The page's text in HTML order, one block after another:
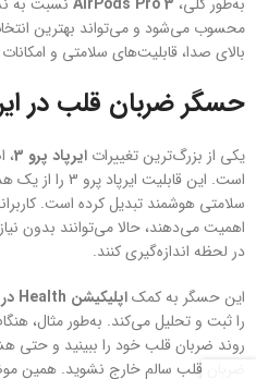
محسوب می‌شود و می‌تواند بهترین
بالای صدا، قابلیت‌های سلامتی و
حسگر ضربان قلب در
یکی از بزرگ‌ترین تغییرات ایرپاد پرو 3 ،
است. این
سلامتی هوشمند تبدیل کرده است.
اهمیت می‌دهند، حالا می‌توانند بدون
در لحظه اندازه‌گیری کنند.
این حسگر به کمکاپلیکیشن Health در iOS
را ثبت و تحلیل می‌کند. به‌طور مثال،
روند ضربان قلب خود را ببینید و حتی
ضربان قلب سالم خارج نشوید. همین